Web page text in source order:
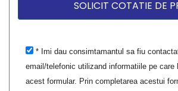
* Imi dau consimtamantul sa fiu
email/telefonic utilizand informatiile pe care
acest formular. Prin completarea acestui